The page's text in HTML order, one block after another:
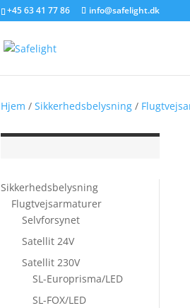
+45 63 41 77 86 info@safelight.dk
Hjem /Sikkerhedsbelysning /
Sikkerhedsbelysning
Flugtvejsarmaturer
Selvforsynet
Satellit 24V
Satellit 230V
SL-Europrisma/LED
SL-FOX/LED